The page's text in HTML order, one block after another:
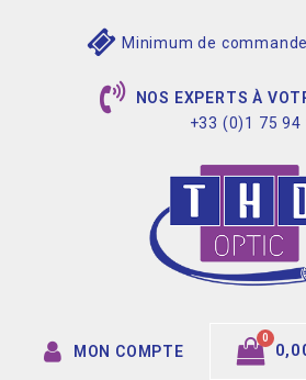
Minimum de
NOS EXPERTS À
+33 (0)1 75 94
MON COMPTE